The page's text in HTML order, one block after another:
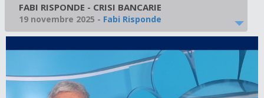
FABI RISPONDE - CRISI BANCARIE
19 novembre 2025 - Fabi Risponde